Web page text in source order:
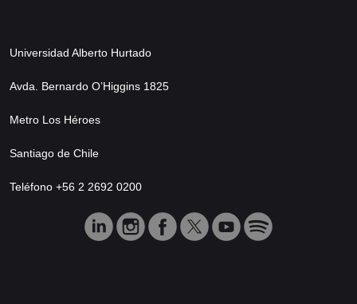
Universidad Alberto Hurtado
Avda. Bernardo O’Higgins 1825
Metro Los Héroes
Santiago de Chile
Teléfono +56 2 2692 0200